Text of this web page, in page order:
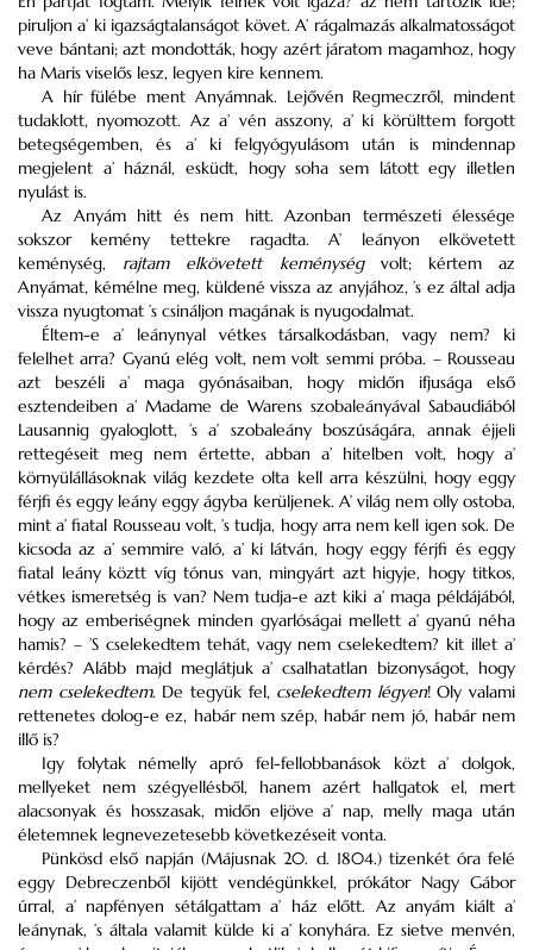
piruljon a’ ki igazságtalanságot követ. A’ rágalmazás alkalmatosságot
veve bántani; azt mondották, hogy azért járatom magamhoz, hogy
ha Maris viselős lesz, legyen kire kennem.
A hír fülébe ment Anyámnak. Lejővén Regmeczről, mindent
tudaklott, nyomozott. Az a’ vén asszony, a’ ki körülttem forgott
betegségemben, és a’ ki felgyógyulásom után is mindennap
megjelent a’ háznál, esküdt, hogy soha sem látott egy illetlen
nyulást is.
Az Anyám hitt és nem hitt. Azonban természeti élessége
sokszor kemény tettekre ragadta. A’ leányon elkövetett
keménység, rajtam elkövetett keménységvolt; kértem az
Anyámat, kémélne meg, küldené vissza az anyjához, ’s ez által adja
vissza nyugtomat ’s csináljon magának is nyugodalmat.
Éltem-e a’ leánynyal vétkes társalkodásban, vagy nem? ki
felelhet arra? Gyanú elég volt, nem volt semmi próba. – Rousseau
azt beszéli a’ maga gyónásaiban, hogy midőn ifjusága első
esztendeiben a’ Madame de Warens szobaleányával Sabaudiából
Lausannig gyaloglott, ’s a’ szobaleány boszúságára, annak éjjeli
rettegéseit meg nem értette, abban a’ hitelben volt, hogy a’
környülállásoknak világ kezdete olta kell arra készülni, hogy eggy
férjfi és eggy leány eggy ágyba kerüljenek. A’ világ nem olly ostoba,
mint a’ fiatal Rousseau volt, ’s tudja, hogy arra nem kell igen sok. De
kicsoda az a’ semmire való, a’ ki látván, hogy eggy férjfi és eggy
fiatal leány köztt víg tónus van, mingyárt azt higyje, hogy titkos,
vétkes ismeretség is van? Nem tudja-e azt kiki a’ maga példájából,
hogy az emberiségnek minden gyarlóságai mellett a’ gyanú néha
hamis? – ’S cselekedtem tehát, vagy nem cselekedtem? kit illet a’
kérdés? Alább majd meglátjuk a’ csalhatatlan bizonyságot, hogy
nem cselekedtem. De tegyük fel, cselekedtem légyen! Oly valami
rettenetes dolog-e ez, habár nem szép, habár nem jó, habár nem
illő is?
Igy folytak némelly apró fel-fellobbanások közt a’ dolgok,
mellyeket nem szégyellésből, hanem azért hallgatok el, mert
alacsonyak és hosszasak, midőn eljöve a’ nap, melly maga után
életemnek legnevezetesebb következéseit vonta.
Pünkösd első napján (Májusnak 20. d. 1804.) tizenkét óra felé
eggy Debreczenből kijött vendégünkkel, prókátor Nagy Gábor
úrral, a’ napfényen sétálgattam a’ ház előtt. Az anyám kiált a’
leánynak, ’s általa valamit külde ki a’ konyhára. Ez sietve menvén,